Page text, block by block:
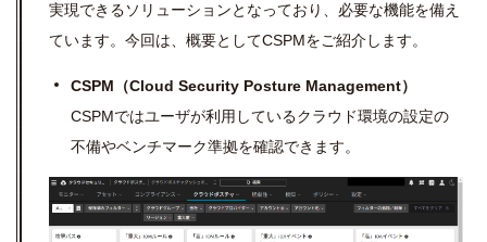
実現できるソリューションとなっており、必要な機能を備え
ています。今回は、概要としてCSPMをご紹介します。
CSPM（Cloud Security Posture Management）
CSPMではユーザが利用しているクラウド環境の設定の
不備やベンチマーク準拠を確認できます。